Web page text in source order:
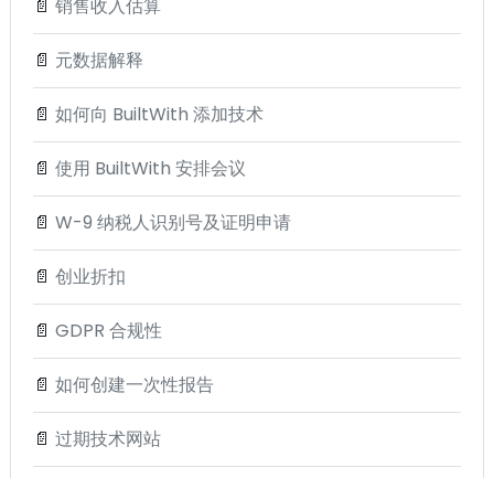
📄 销售收入估算
📄 元数据解释
📄 如何向 BuiltWith 添加技术
📄 使用 BuiltWith 安排会议
📄 W-9 纳税人识别号及证明申请
📄 创业折扣
📄 GDPR 合规性
📄 如何创建一次性报告
📄 过期技术网站